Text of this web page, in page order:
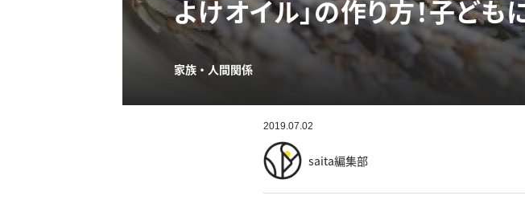
よけオイル」の作り方！子ども
家族・人間関係
2019.07.02
saita編集部